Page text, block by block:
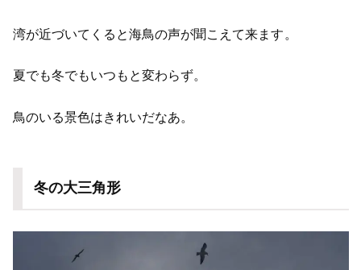
湾が近づいてくると海鳥の声が聞こえて来ます。
夏でも冬でもいつもと変わらず。
鳥のいる景色はきれいだなあ。
冬の大三角形